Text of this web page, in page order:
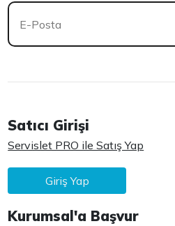
Satıcı Girişi
Servislet PRO ile Satış Yap
Giriş Yap
Kurumsal'a Başvur